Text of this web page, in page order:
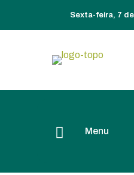
Sexta-feira, 7
Menu